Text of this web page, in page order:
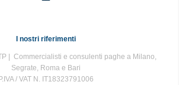
I nostri riferimenti
| Commercialisti e consulenti paghe a Milano,
Segrate, Roma e Bari
/ VAT N. IT18323791006